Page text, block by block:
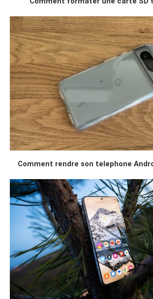
Comment rendre son telephone